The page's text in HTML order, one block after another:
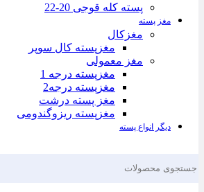
پسته کله قوجی 20-22
مغز پسته
مغزکال
مغزپسته کال سوپر
مغز معمولی
مغزپسته درجه 1
مغزپسته درجه2
مغز پسته درشت
مغزپسته ریزوگندومی
دیگر انواع پسته